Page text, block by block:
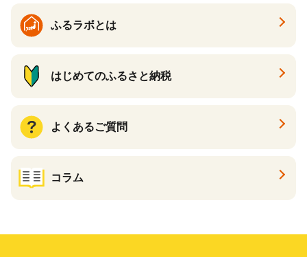
ふるラボとは
はじめてのふるさと納税
よくあるご質問
コラム